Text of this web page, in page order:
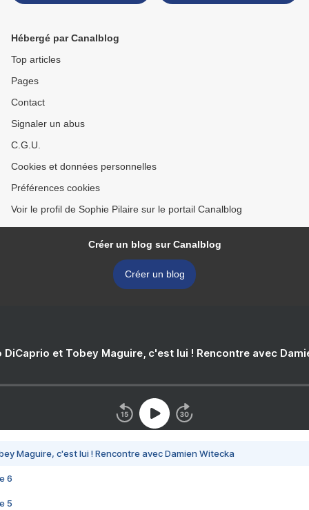
Hébergé par Canalblog
Top articles
Pages
Contact
Signaler un abus
C.G.U.
Cookies et données personnelles
Préférences cookies
Voir le profil de Sophie Pilaire sur le portail Canalblog
Créer un blog sur Canalblog
Créer un blog
DiCaprio et Tobey Maguire, c'est lui ! Rencontre avec
Maguire, c'est lui ! Rencontre avec Damien Witecka
6
5